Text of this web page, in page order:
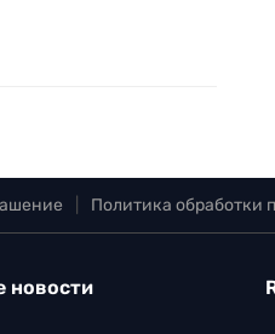
Политика обработки
новости